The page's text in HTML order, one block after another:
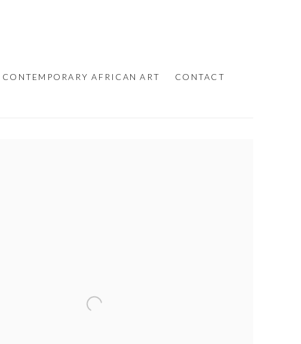
CONTEMPORARY AFRICAN ART CONTACT